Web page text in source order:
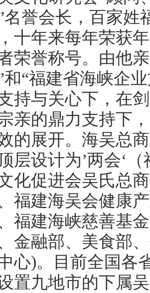
名誉会长，百家姓
十年来每年荣获
荣誉称号。由他
和“福建省海峡企
持与关心下，在
亲的鼎力支持下
的展开。海吴总
层设计为’两会‘
化促进会吴氏总
福建海吴会健康
福建海峡慈善基
金融部、美食部
心)。目前全国各
置九地市的下属